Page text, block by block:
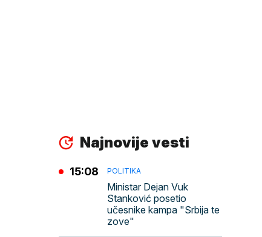
Najnovije vesti
POLITIKA
Ministar Dejan Vuk
Stanković posetio
učesnike kampa "Srbija te
zove"
15:08